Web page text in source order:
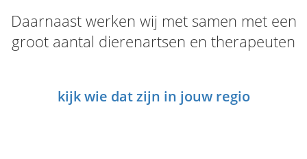
Daarnaast werken wij met samen met een
groot aantal dierenartsen en therapeuten
kijk wie dat zijn in jouw regio